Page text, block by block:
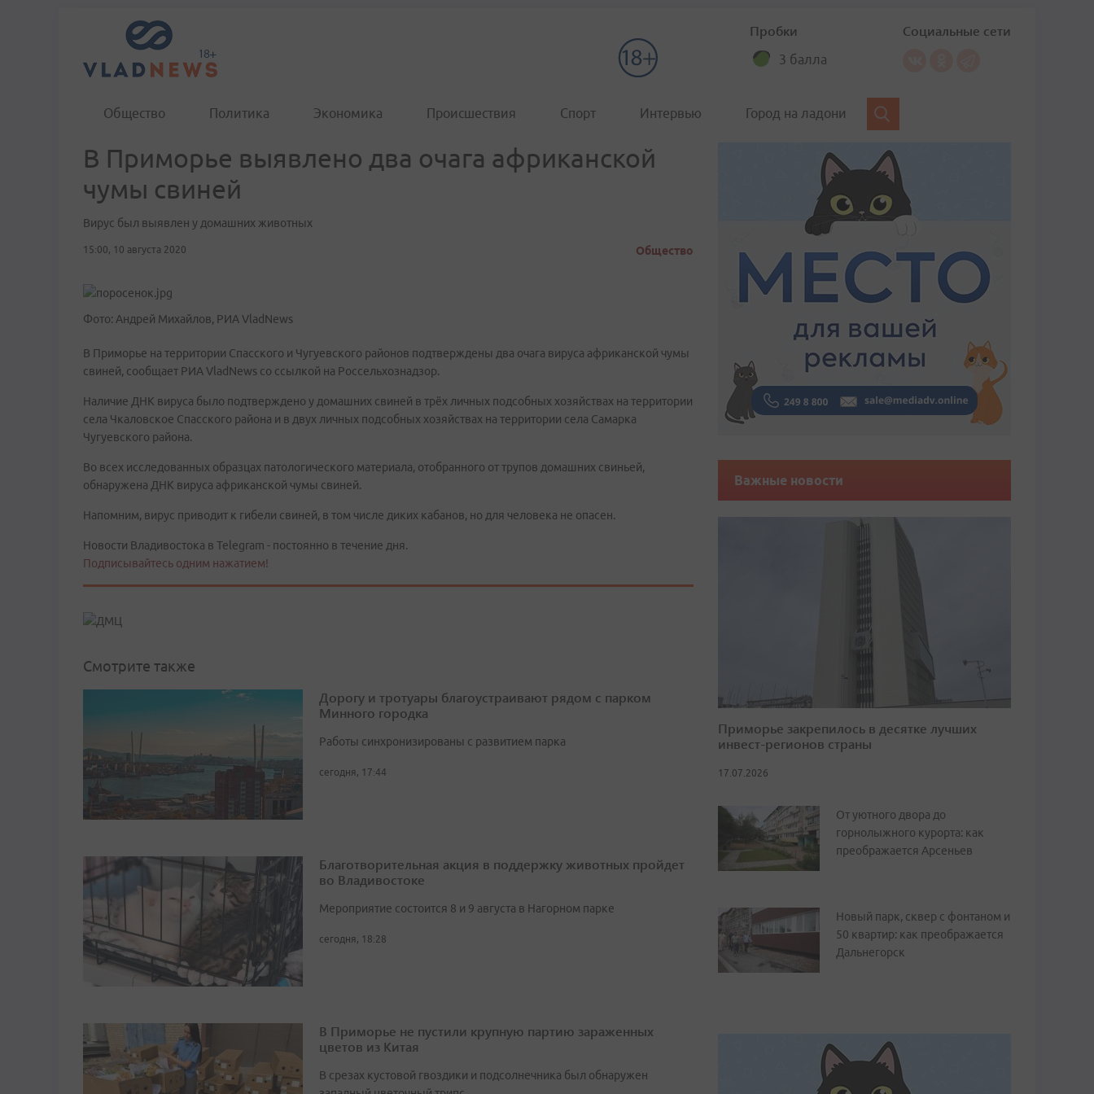
Пробки
3 балла
Социальные сети
Общество Политика Экономика Происшествия Спорт Интервью Город на ладони
В Приморье выявлено два очага африканской
чумы свиней
Вирус был выявлен у домашних животных
15:00, 10 августа 2020 Общество
Фото: Андрей Михайлов, РИА VladNews
В Приморье на территории Спасского и Чугуевского районов подтверждены два очага вируса африканской чумы
свиней, сообщает РИА VladNews со ссылкой на Россельхознадзор.
Наличие ДНК вируса было подтверждено у домашних свиней в трёх личных подсобных хозяйствах на территории
села Чкаловское Спасского района и в двух личных подсобных хозяйствах на территории села Самарка
Чугуевского района.
Во всех исследованных образцах патологического материала, отобранного от трупов домашних свиньей,
обнаружена ДНК вируса африканской чумы свиней.
Напомним, вирус приводит к гибели свиней, в том числе диких кабанов, но для человека не опасен.
Новости Владивостока в Telegram - постоянно в течение дня.
Подписывайтесь одним нажатием!
Смотрите также
Дорогу и тротуары благоустраивают рядом с парком
Минного городка
Работы синхронизированы с развитием парка
сегодня, 17:44
Благотворительная акция в поддержку животных пройдет
во Владивостоке
Мероприятие состоится 8 и 9 августа в Нагорном парке
сегодня, 18:28
В Приморье не пустили крупную партию зараженных
цветов из Китая
В срезах кустовой гвоздики и подсолнечника был обнаружен
Важные новости
Приморье закрепилось в десятке лучших
инвест-регионов страны
17.07.2026
От уютного двора до
горнолыжного курорта: как
преображается Арсеньев
Новый парк, сквер с фонтаном и
50 квартир: как преображается
Дальнегорск